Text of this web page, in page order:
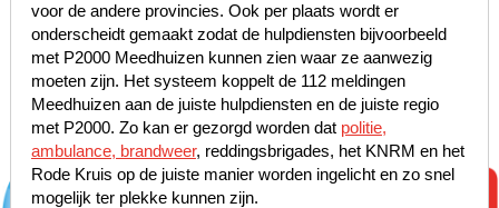
voor de andere provincies. Ook per plaats wordt er
onderscheidt gemaakt zodat de hulpdiensten bijvoorbeeld
met P2000 Meedhuizen kunnen zien waar ze aanwezig
moeten zijn. Het systeem koppelt de 112 meldingen
Meedhuizen aan de juiste hulpdiensten en de juiste regio
met P2000. Zo kan er gezorgd worden dat politie,
ambulance, brandweer, reddingsbrigades, het KNRM en het
Rode Kruis op de juiste manier worden ingelicht en zo snel
mogelijk ter plekke kunnen zijn.